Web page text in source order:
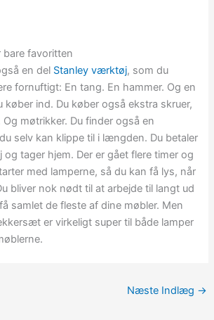
favoritten
en del Stanley værktøj, som du
fornuftigt: En tang. En hammer. Og en
ind. Du køber også ekstra skruer,
møtrikker. Du finder også en
selv kan klippe til i længden. Du betaler
tager hjem. Der er gået flere timer og
med lamperne, så du kan få lys, når
bliver nok nødt til at arbejde til langt ud
samlet de fleste af dine møbler. Men
er virkeligt super til både lamper
Næste Indlæg →